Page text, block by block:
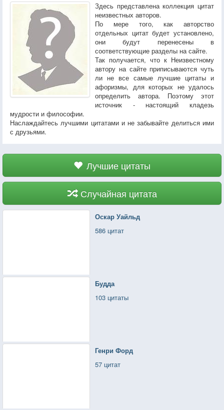
Здесь представлена коллекция цитат
неизвестных авторов.
По мере того, как авторство
отдельных цитат будет установлено,
они будут перенесены в
соответствующие разделы на сайте.
Так получается, что к Неизвестному
автору на сайте приписываются чуть
ли не все самые лучшие цитаты и
афоризмы, для которых не удалось
определить автора. Поэтому этот
источник - настоящий кладезь
мудрости и философии.
Наслаждайтесь лучшими цитатами и не забывайте делиться ими
с друзьями.
Лучшие цитаты
Случайная цитата
Оскар Уайльд
586 цитат
Будда
103 цитаты
Генри Форд
57 цитат